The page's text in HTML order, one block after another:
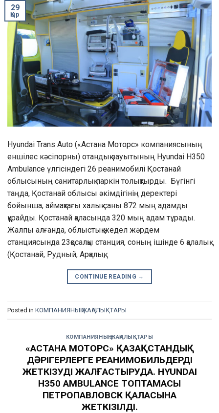
29
Қыр
Hyundai Trans Auto («Астана Моторс» компаниясының
еншілес кәсіпорны) отандық зауытының Hyundai H350
Ambulance үлгісіндегі 26 реанимобилі Қостанай
облысының санитарлық паркін толықтырды. Бүгінгі
таңда, Қостанай облысы әкімдігінің деректері
бойынша, аймақтағы халық саны 872 мың адамды
құрайды. Қостанай қаласында 320 мың адам тұрады.
Жалпы алғанда, облыстық жедел жәрдем
станциясында 23қосалқы станция, соның ішінде 6 қалалық
(Қостанай, Рудный, Арқалық,
CONTINUE READING →
Posted in КОМПАНИЯНЫҢ ЖАҢАЛЫҚТАРЫ
КОМПАНИЯНЫҢ ЖАҢАЛЫҚТАРЫ
«АСТАНА МОТОРС» ҚАЗАҚСТАНДЫҚ
ДӘРІГЕРЛЕРГЕ РЕАНИМОБИЛЬДЕРДІ
ЖЕТКІЗУДІ ЖАЛҒАСТЫРУДА. HYUNDAI
H350 AMBULANCE ТОПТАМАСЫ
ПЕТРОПАВЛОВСК ҚАЛАСЫНА
ЖЕТКІЗІЛДІ.